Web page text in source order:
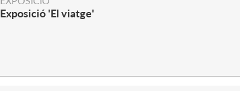
Exposició 'El viatge'